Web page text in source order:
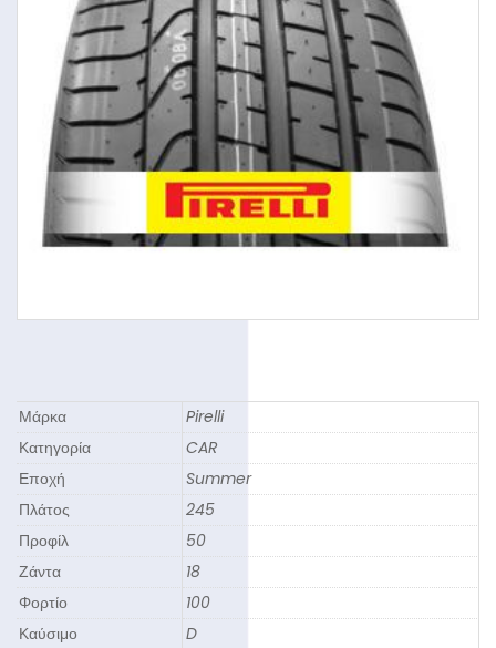
Μάρκα
Pirelli
Κατηγορία
CAR
Εποχή
Summer
Πλάτος
245
Προφίλ
50
Ζάντα
18
Φορτίο
100
Καύσιμο
D